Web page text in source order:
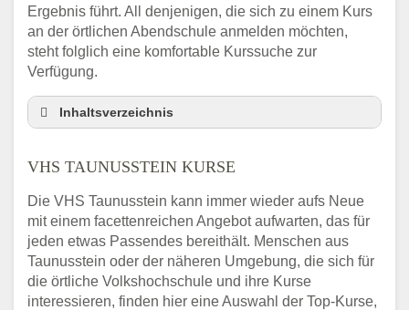
Ergebnis führt. All denjenigen, die sich zu einem Kurs
an der örtlichen Abendschule anmelden möchten,
steht folglich eine komfortable Kurssuche zur
Verfügung.
Inhaltsverzeichnis
VHS Taunusstein Kurse
Telefonnummer
Stellenangebote der Volkshochschule
Taunusstein
Online-Kurse – Alternative Angebote zum
VHS-Kurs
VHS TAUNUSSTEIN KURSE
Die VHS Taunusstein kann immer wieder aufs Neue
mit einem facettenreichen Angebot aufwarten, das für
jeden etwas Passendes bereithält. Menschen aus
Taunusstein oder der näheren Umgebung, die sich für
die örtliche Volkshochschule und ihre Kurse
interessieren, finden hier eine Auswahl der Top-Kurse,